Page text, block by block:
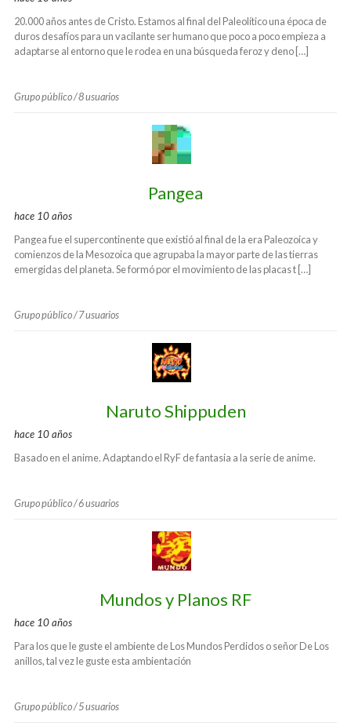
20.000 años antes de Cristo. Estamos al final del Paleolítico una época de
duros desafíos para un vacilante ser humano que poco a poco empieza a
adaptarse al entorno que le rodea en una búsqueda feroz y deno […]
Grupo público / 8 usuarios
Pangea
hace 10 años
Pangea fue el supercontinente que existió al final de la era Paleozoica y
comienzos de la Mesozoica que agrupaba la mayor parte de las tierras
emergidas del planeta. Se formó por el movimiento de las placas t […]
Grupo público / 7 usuarios
Naruto Shippuden
hace 10 años
Basado en el anime. Adaptando el RyF de fantasia a la serie de anime.
Grupo público / 6 usuarios
Mundos y Planos RF
hace 10 años
Para los que le guste el ambiente de Los Mundos Perdidos o señor De Los
anillos, tal vez le guste esta ambientación
Grupo público / 5 usuarios